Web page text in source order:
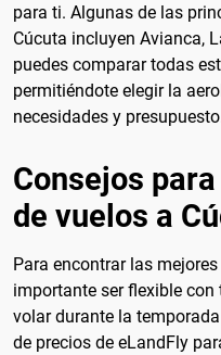
para ti. Algunas de las
Cúcuta incluyen Avianca,
puedes comparar todas
permitiéndote elegir la
necesidades y
Consejos
de vuelos a
Para encontrar las mejores
importante ser flexible
volar durante la
de precios de eLandFly